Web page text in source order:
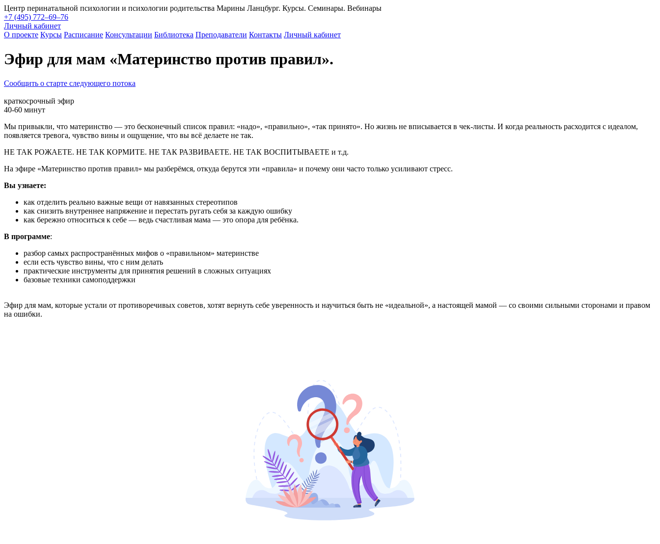
Центр перинатальной психологии и психологии родительства Марины Ланцбург. Курсы. Семинары. Вебинары
+7 (495) 772–69–76
Личный кабинет
О проекте Курсы Расписание Консультации Библиотека Преподаватели Контакты Личный кабинет
Эфир для мам «Материнство против правил».
Сообщить о старте следующего потока
краткосрочный эфир
40-60 минут
Мы привыкли, что материнство — это бесконечный список правил: «надо», «правильно», «так принято». Но жизнь не вписывается в чек-листы. И когда реальность расходится с идеалом,
появляется тревога, чувство вины и ощущение, что вы всё делаете не так.
НЕ ТАК РОЖАЕТЕ. НЕ ТАК КОРМИТЕ. НЕ ТАК РАЗВИВАЕТЕ. НЕ ТАК ВОСПИТЫВАЕТЕ и т.д.
На эфире «Материнство против правил» мы разберёмся, откуда берутся эти «правила» и почему они часто только усиливают стресс.
Вы узнаете:
как отделить реально важные вещи от навязанных стереотипов
как снизить внутреннее напряжение и перестать ругать себя за каждую ошибку
как бережно относиться к себе — ведь счастливая мама — это опора для ребёнка.
В программе:
разбор самых распространённых мифов о «правильном» материнстве
если есть чувство вины, что с ним делать
практические инструменты для принятия решений в сложных ситуациях
базовые техники самоподдержки
Эфир для мам, которые устали от противоречивых советов, хотят вернуть себе уверенность и научиться быть не «идеальной», а настоящей мамой — со своими сильными сторонами и правом
на ошибки.